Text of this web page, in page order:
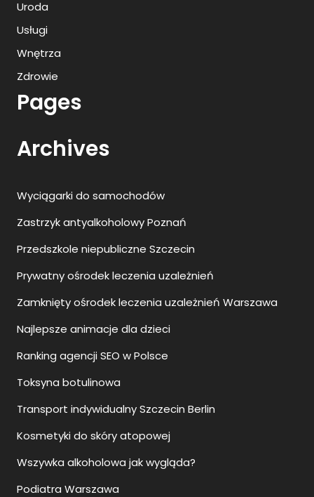
Uroda
Usługi
Wnętrza
Zdrowie
Pages
Archives
Wyciągarki do samochodów
Zastrzyk antyalkoholowy Poznań
Przedszkole niepubliczne Szczecin
Prywatny ośrodek leczenia uzależnień
Zamknięty ośrodek leczenia uzależnień Warszawa
Najlepsze animacje dla dzieci
Ranking agencji SEO w Polsce
Toksyna botulinowa
Transport indywidualny Szczecin Berlin
Kosmetyki do skóry atopowej
Wszywka alkoholowa jak wygląda?
Podiatra Warszawa